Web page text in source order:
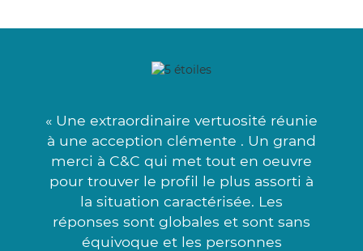
« Une extraordinaire vertuosité réunie
à une acception clémente . Un grand
merci à C&C qui met tout en oeuvre
pour trouver le profil le plus assorti à
la situation caractérisée. Les
réponses sont globales et sont sans
équivoque et les personnes